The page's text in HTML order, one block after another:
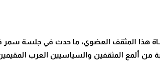
هذا المثقف العضوي، ما حدث في جلسة سمر
من ألمع المثقفين والسياسيين العرب